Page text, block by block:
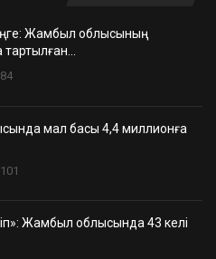
Жамбыл облысының
84
мал басы 4,4 миллионға
101
Жамбыл облысында 43 келі